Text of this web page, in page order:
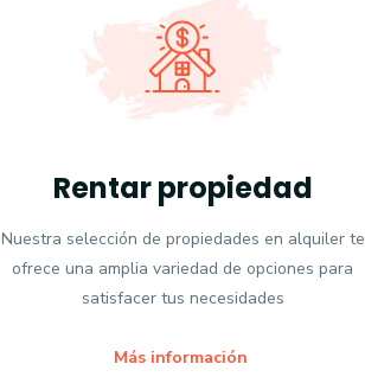
Rentar propiedad
Nuestra selección de propiedades en alquiler te
ofrece una amplia variedad de opciones para
satisfacer tus necesidades
Más información